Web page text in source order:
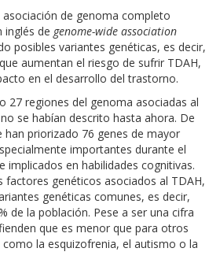
de genoma completo
inglés de genome-wide association
posibles variantes genéticas, es decir,
aumentan el riesgo de sufrir TDAH,
en el desarrollo del trastorno.
27 regiones del genoma asociadas al
se habían descrito hasta ahora. De
han priorizado 76 genes de mayor
importantes durante el
implicados en habilidades cognitivas.
factores genéticos asociados al TDAH,
genéticas comunes, es decir,
de la población. Pese a ser una cifra
que es menor que para otros
la esquizofrenia, el autismo o la